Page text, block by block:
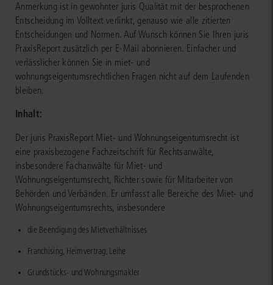
Anmerkung ist in gewohnter juris Qualität mit der besprochenen
Entscheidung im Volltext verlinkt, genauso wie alle zitierten
Entscheidungen und Normen. Auf Wunsch können Sie Ihren juris
PraxisReport zusätzlich per E-Mail abonnieren. Einfacher und
verlässlicher können Sie in miet- und
wohnungseigentumsrechtlichen Fragen nicht auf dem Laufenden
bleiben.
Inhalt:
Der juris PraxisReport Miet- und Wohnungseigentumsrecht ist
eine praxisbezogene Fachzeitschrift für Rechtsanwälte,
insbesondere Fachanwälte für Miet- und
Wohnungseigentumsrecht, Richter sowie für Mitarbeiter von
Behörden und Verbänden. Er umfasst alle Bereiche des Miet- und
Wohnungseigentumsrechts, insbesondere
die Beendigung des Mietverhältnisses
Franchising, Heimvertrag, Leihe
Grundstücks- und Wohnungsmakler